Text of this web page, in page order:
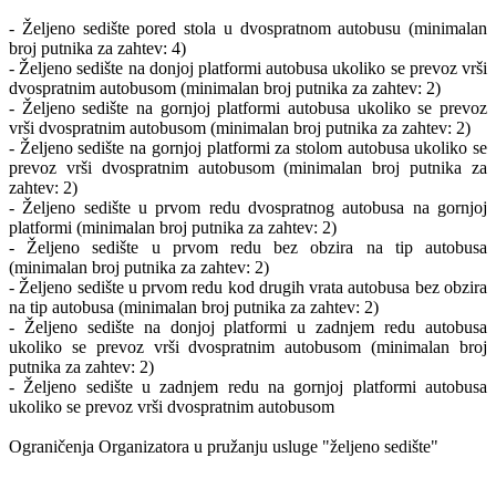
- Željeno sedište pored stola u dvospratnom autobusu (minimalan
broj putnika za zahtev: 4)
- Željeno sedište na donjoj platformi autobusa ukoliko se prevoz vrši
dvospratnim autobusom (minimalan broj putnika za zahtev: 2)
- Željeno sedište na gornjoj platformi autobusa ukoliko se prevoz
vrši dvospratnim autobusom (minimalan broj putnika za zahtev: 2)
- Željeno sedište na gornjoj platformi za stolom autobusa ukoliko se
prevoz vrši dvospratnim autobusom (minimalan broj putnika za
zahtev: 2)
- Željeno sedište u prvom redu dvospratnog autobusa na gornjoj
platformi (minimalan broj putnika za zahtev: 2)
- Željeno sedište u prvom redu bez obzira na tip autobusa
(minimalan broj putnika za zahtev: 2)
- Željeno sedište u prvom redu kod drugih vrata autobusa bez obzira
na tip autobusa (minimalan broj putnika za zahtev: 2)
- Željeno sedište na donjoj platformi u zadnjem redu autobusa
ukoliko se prevoz vrši dvospratnim autobusom (minimalan broj
putnika za zahtev: 2)
- Željeno sedište u zadnjem redu na gornjoj platformi autobusa
ukoliko se prevoz vrši dvospratnim autobusom
Ograničenja Organizatora u pružanju usluge "željeno sedište"